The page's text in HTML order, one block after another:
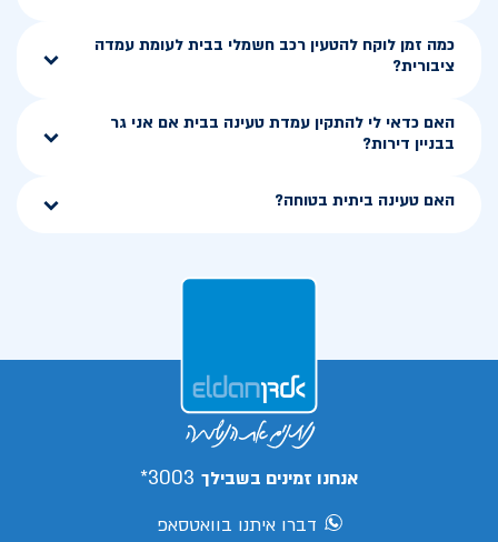
כמה זמן לוקח להטעין רכב חשמלי בבית לעומת עמדה
ציבורית?
האם כדאי לי להתקין עמדת טעינה בבית אם אני גר
בבניין דירות?
האם טעינה ביתית בטוחה?
אנחנו זמינים בשבילך 3003*
דברו איתנו בוואטסאפ